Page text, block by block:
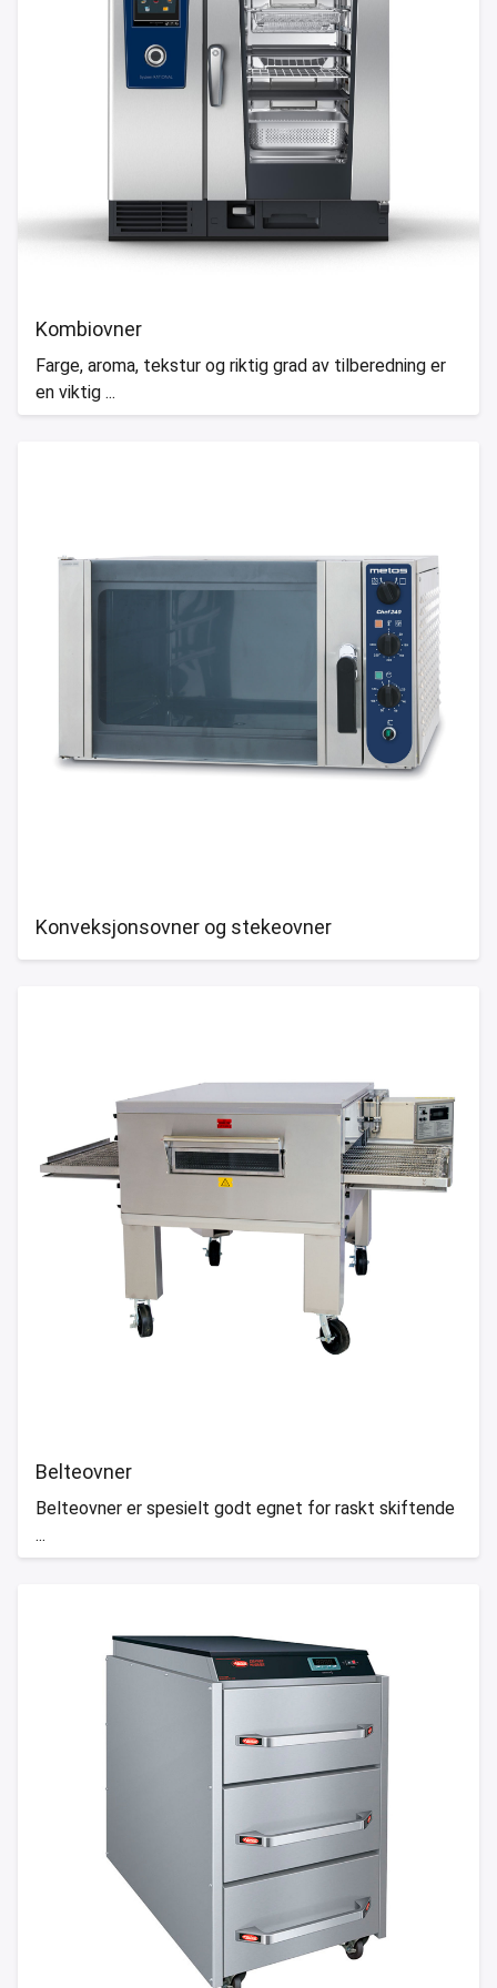
Kombiovner
Farge, aroma, tekstur og riktig grad av tilberedning er
en viktig ...
Konveksjonsovner og stekeovner
Belteovner
Belteovner er spesielt godt egnet for raskt skiftende
...